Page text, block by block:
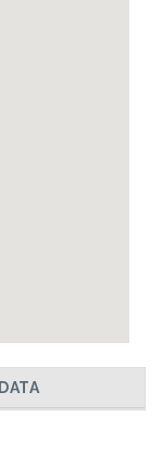
DATA